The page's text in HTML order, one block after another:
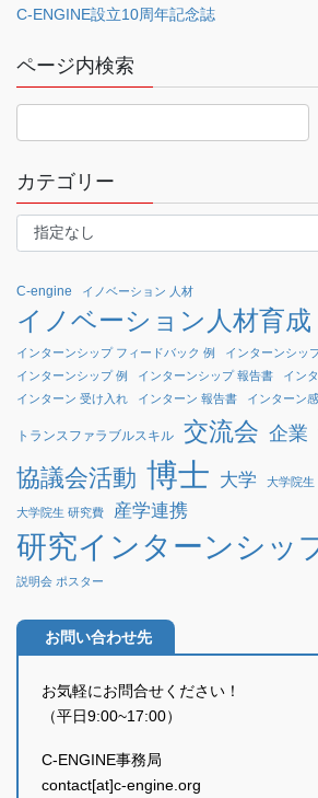
C-ENGINE設立10周年記念誌
ページ内検索
カテゴリー
C-engine イノベーション 人材
イノベーション人材育成
インターンシップ フィードバック 例
インターンシッ
インターンシップ 例
インターンシップ 報告書
イン
インターン 受け入れ
インターン 報告書 インターン
トランスファラブルスキル 交流会 企業
協議会活動 博士 大学 大学院生
大学院生 研究費 産学連携
研究インターンシッ
説明会 ポスター
お問い合わせ先
お気軽にお問合せください！
（平日9:00~17:00）
C-ENGINE事務局
contact[at]c-engine.org